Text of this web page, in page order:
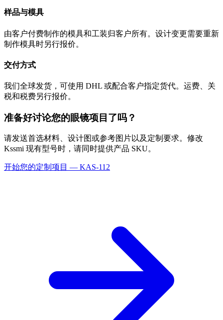
样品与模具
由客户付费制作的模具和工装归客户所有。设计变更需要重新
制作模具时另行报价。
交付方式
我们全球发货，可使用 DHL 或配合客户指定货代。运费、关
税和税费另行报价。
准备好讨论您的眼镜项目了吗？
请发送首选材料、设计图或参考图片以及定制要求。修改
Kssmi 现有型号时，请同时提供产品 SKU。
开始您的定制项目 — KAS-112